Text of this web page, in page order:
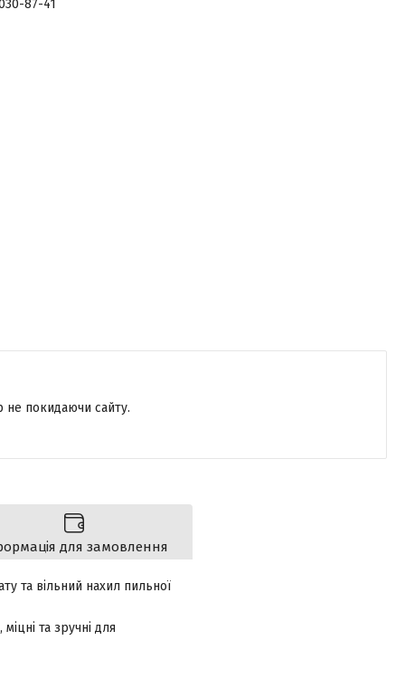
87-41
не покидаючи сайту.
для замовлення
та вільний нахил пильної
та зручні для